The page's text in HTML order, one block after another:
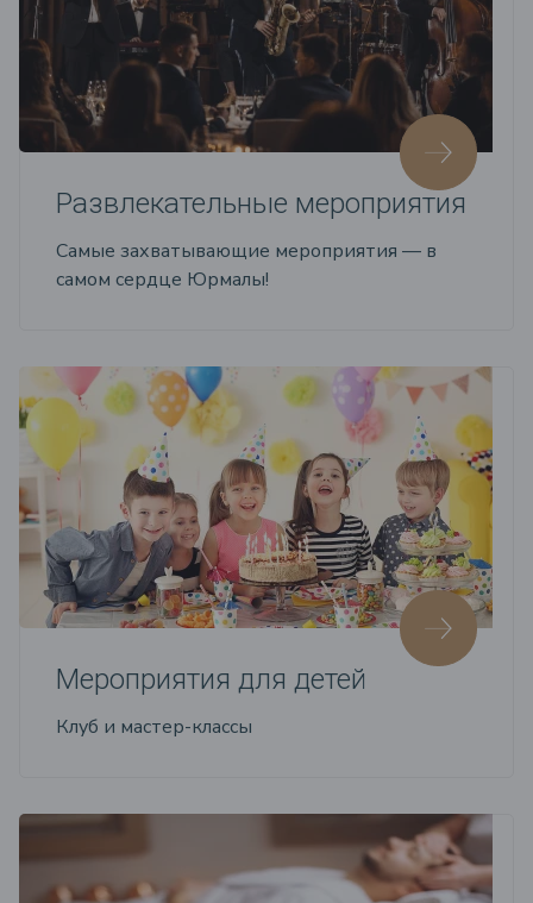
Развлекательные мероприятия
Самые захватывающие мероприятия — в
самом сердце Юрмалы!
Мероприятия для детей
Клуб и мастер-классы